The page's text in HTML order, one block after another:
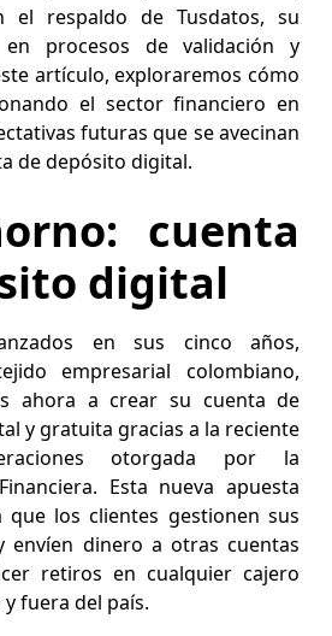
el respaldo de Tusdatos, su
en procesos de validación y
artículo, exploraremos cómo
el sector financiero en
futuras que se avecinan
de depósito digital.
cuenta
digital
en sus cinco años,
empresarial colombiano,
ahora a crear su cuenta de
y gratuita gracias a la reciente
otorgada por la
Esta nueva apuesta
que los clientes gestionen sus
envíen dinero a otras cuentas
retiros en cualquier cajero
fuera del país.